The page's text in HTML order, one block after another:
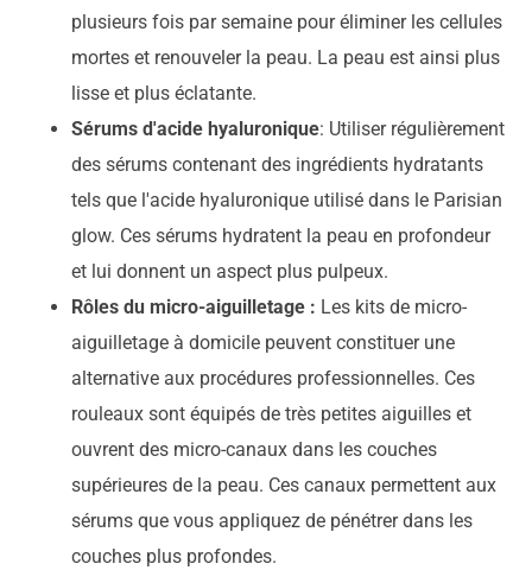
plusieurs fois par semaine pour éliminer les cellules
mortes et renouveler la peau. La peau est ainsi plus
lisse et plus éclatante.
Sérums d'acide hyaluronique: Utiliser régulièrement
des sérums contenant des ingrédients hydratants
tels que l'acide hyaluronique utilisé dans le Parisian
glow. Ces sérums hydratent la peau en profondeur
et lui donnent un aspect plus pulpeux.
Rôles du micro-aiguilletage : Les kits de micro-
aiguilletage à domicile peuvent constituer une
alternative aux procédures professionnelles. Ces
rouleaux sont équipés de très petites aiguilles et
ouvrent des micro-canaux dans les couches
supérieures de la peau. Ces canaux permettent aux
sérums que vous appliquez de pénétrer dans les
couches plus profondes.